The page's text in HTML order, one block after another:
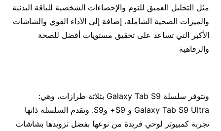
مثل التحليل العميق للنوم والإحصاءات الشخصية للياقة البدنية
والميزات الصحية الشاملة، إضافة إلى الأداء القوي والشاشات
الأكبر التي تساعد على تحقيق مستويات أفضل للصحة
والرفاهية
وتتوفر سلسلة Galaxy Tab S9 بثلاثة طرازات، وهي:
Galaxy Tab S9 Ultra و S9+ وS9. وتقدم السلسلة ذاتها
تجربة كمبيوتر لوحي فريدة من نوعها بفضل تزويدها بشاشات